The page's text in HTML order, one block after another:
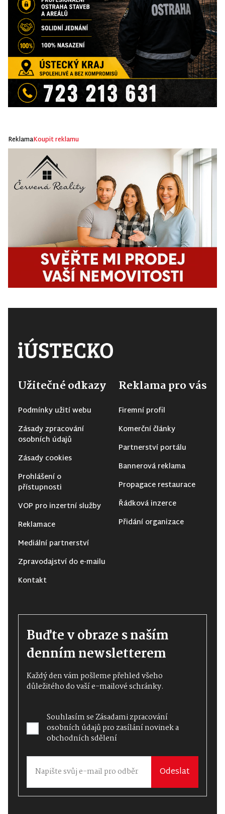
ReklamaKoupit reklamu
Užitečné odkazy
Podmínky užití webu
Zásady zpracování
osobních údajů
Zásady cookies
Prohlášení o
přístupnosti
VOP pro inzertní služby
Reklamace
Mediální partnerství
Zpravodajství do e-mailu
Kontakt
Reklama pro vás
Firemní profil
Komerční články
Partnerství portálu
Bannerová reklama
Propagace restaurace
Řádková inzerce
Přidání organizace
Buďte v obraze s naším
denním newsletterem
Každý den vám pošleme přehled všeho
důležitého do vaší e-mailové schránky.
Souhlasím seZásadami zpracování
osobních údajůpro zasílání novinek a
obchodních sdělení
Odeslat